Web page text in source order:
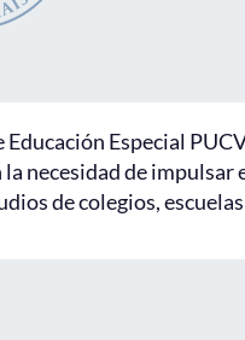
Educación Especial
necesidad de impulsar
de colegios,